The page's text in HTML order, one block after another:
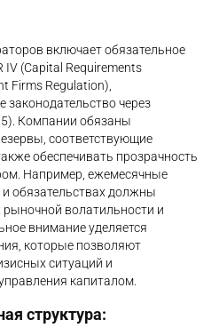
включает обязательное
(Capital Requirements
Firms Regulation),
через
Компании обязаны
соответствующие
обеспечивать прозрачность
Например, ежемесячные
и обязательствах должны
волатильности и
внимание уделяется
которые позволяют
ситуаций и
капиталом.
структура: